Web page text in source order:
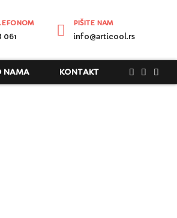
061
PIŠITE NAM
info@articool.rs
NAMA KONTAKT